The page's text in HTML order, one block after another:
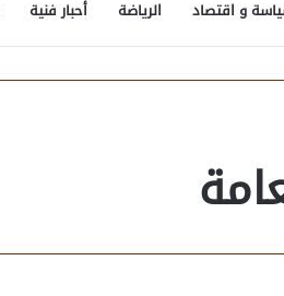
و اقتصاد الرياضة أحبار فنية